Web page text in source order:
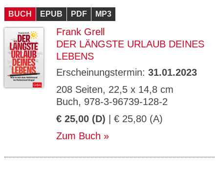
BUCH EPUB PDF MP3
Frank Grell
DER LÄNGSTE URLAUB DEINES
LEBENS
Erscheinungstermin: 31.01.2023
208 Seiten, 22,5 x 14,8 cm
Buch, 978-3-96739-128-2
€ 25,00 (D) | € 25,80 (A)
Zum Buch